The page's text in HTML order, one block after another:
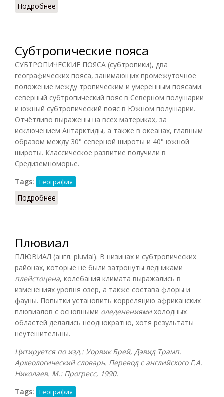
Подробнее
Субтропические пояса
СУБТРОПИЧЕСКИЕ ПОЯСА (субтропики), два
географических пояса, занимающих промежуточное
положение между тропическим и умеренным поясами:
северный субтропический пояс в Северном полушарии
и южный субтропический пояс в Южном полушарии.
Отчётливо выражены на всех материках, за
исключением Антарктиды, а также в океанах, главным
образом между 30° северной широты и 40° южной
широты. Классическое развитие получили в
Средиземноморье.
Tags:
География
Подробнее
Плювиал
ПЛЮВИАЛ (англ. pluvial). В низинах и субтропических
районах, которые не были затронуты ледниками
плейстоцена, колебания климата выражались в
изменениях уровня озер, а также состава флоры и
фауны. Попытки установить корреляцию африканских
плювиалов с основными оледенениямихолодных
областей делались неоднократно, хотя результаты
неутешительны.
Цитируется по изд.: Уорвик Брей, Дэвид Трамп.
Археологический словарь. Перевод с английского Г.А.
Николаев. М.: Прогресс, 1990.
Tags:
География